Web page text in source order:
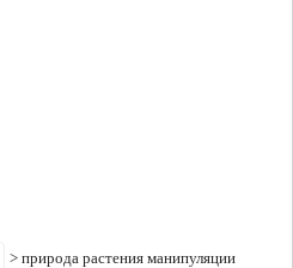
> природа растения манипуляции